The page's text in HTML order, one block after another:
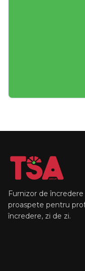
Furnizor de
proaspete pentru
încredere, zi de zi.